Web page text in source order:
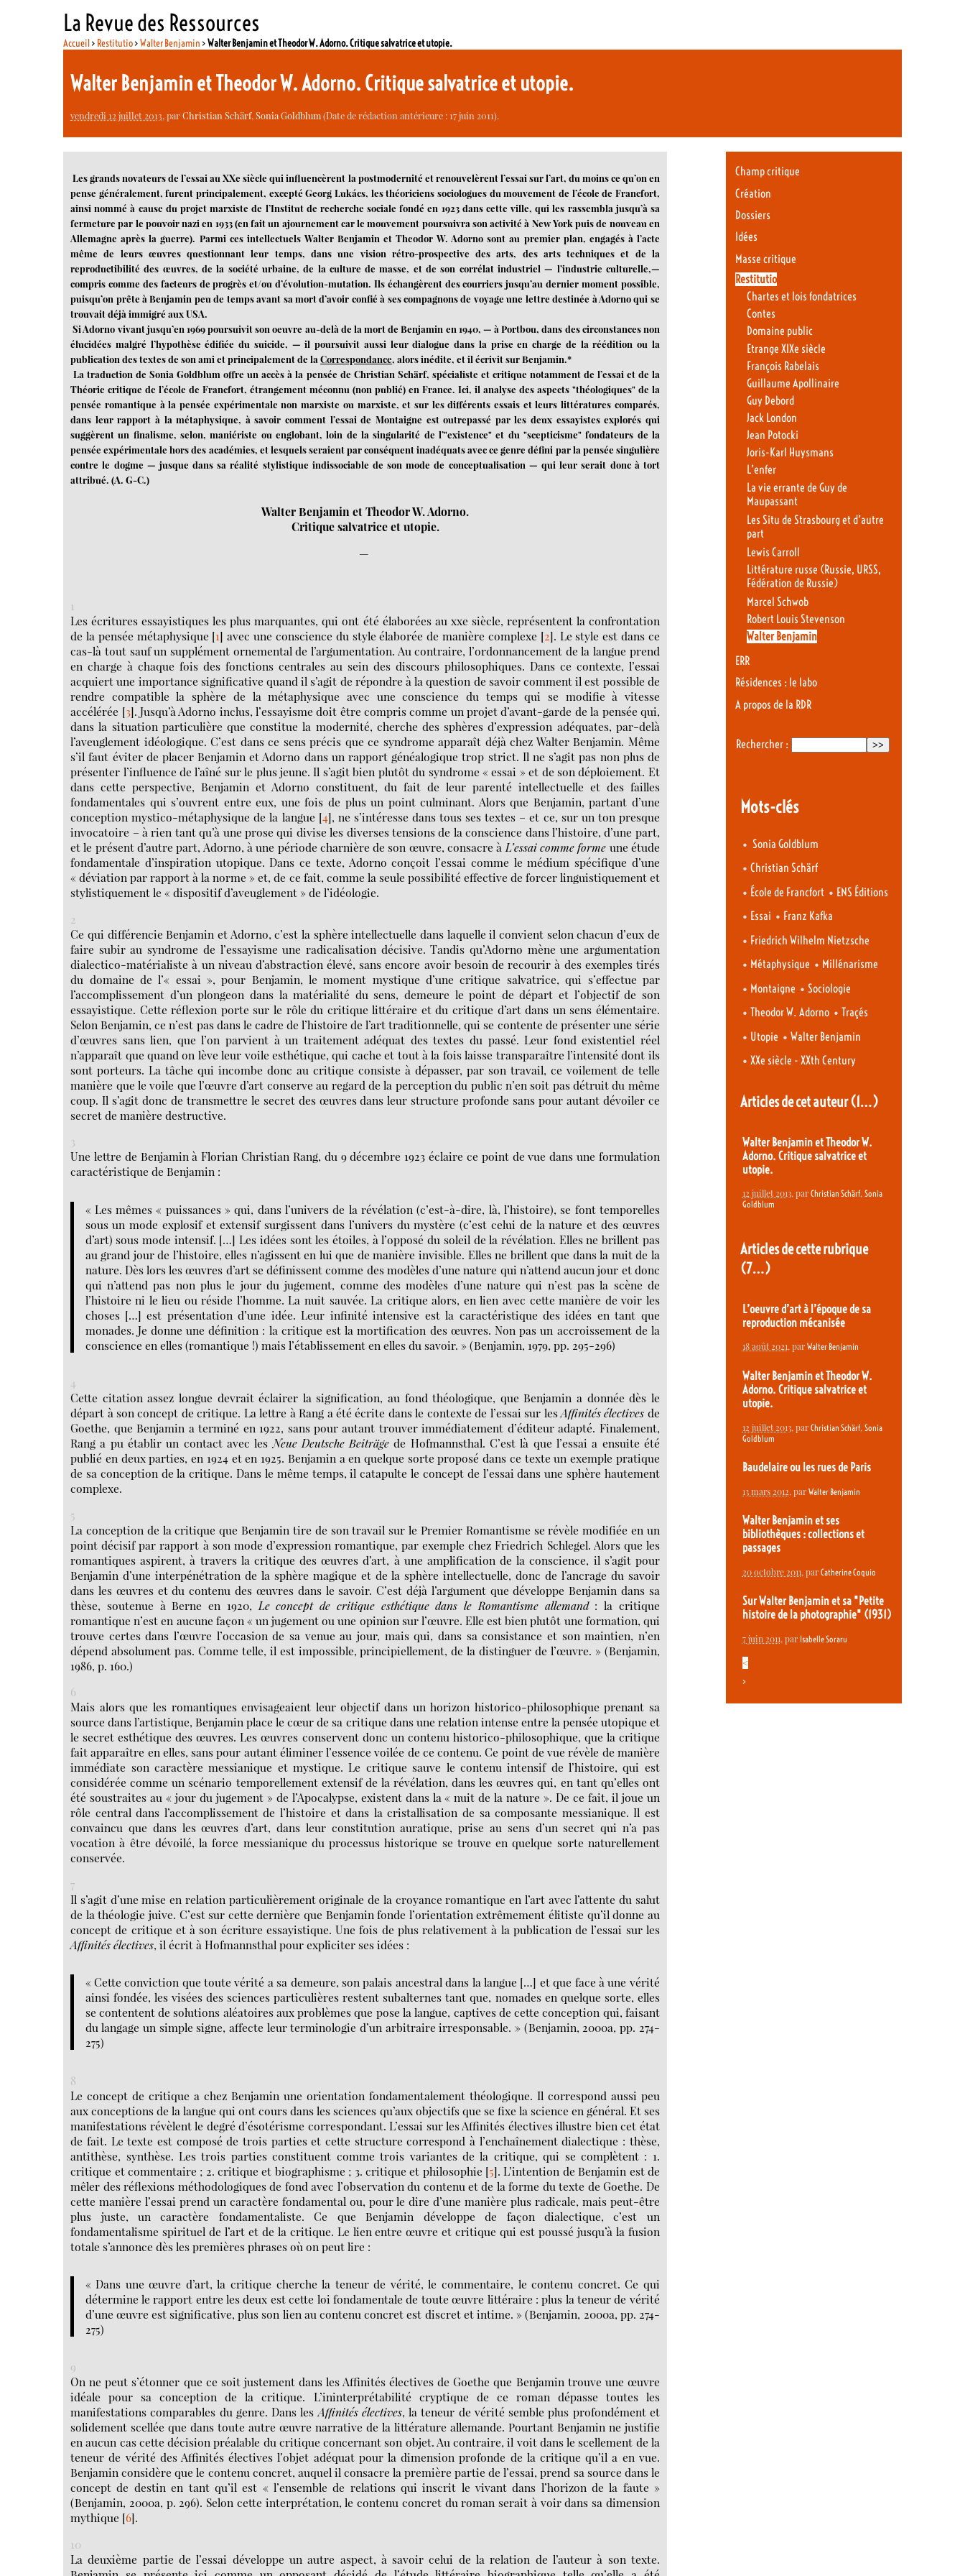
La Revue des Ressources
Accueil> Restitutio>Walter Benjamin >Walter Benjamin et Theodor W. Adorno. Critique salvatrice et utopie.
Walter Benjamin et Theodor W. Adorno. Critique salvatrice et utopie.
vendredi 12 juillet 2013, parChristian Schärf,Sonia Goldblum(Date de rédaction antérieure : 17 juin 2011).
Les grands novateurs de l’essai au XXe siècle qui influencèrent la postmodernité et renouvelèrent l’essai sur l’art, du moins ce qu’on en
pense généralement, furent principalement, excepté Georg Lukács, les théoriciens sociologues du mouvement de l’école de Francfort,
ainsi nommé à cause du projet marxiste de l’Institut de recherche sociale fondé en 1923 dans cette ville, qui les rassembla jusqu’à sa
fermeture par le pouvoir nazi en 1933 (en fait un ajournement car le mouvement poursuivra son activité à New York puis de nouveau en
Allemagne après la guerre). Parmi ces intellectuels Walter Benjamin et Theodor W. Adorno sont au premier plan, engagés à l’acte
même de leurs œuvres questionnant leur temps, dans une vision rétro-prospective des arts, des arts techniques et de la
reproductibilité des œuvres, de la société urbaine, de la culture de masse, et de son corrélat industriel — l’industrie culturelle,—
compris comme des facteurs de progrès et/ou d’évolution-mutation. Ils échangèrent des courriers jusqu’au dernier moment possible,
puisqu’on prête à Benjamin peu de temps avant sa mort d’avoir confié à ses compagnons de voyage une lettre destinée à Adorno qui se
trouvait déjà immigré aux USA.
Si Adorno vivant jusqu’en 1969 poursuivit son oeuvre au-delà de la mort de Benjamin en 1940, — à Portbou, dans des circonstances non
élucidées malgré l’hypothèse édifiée du suicide, — il poursuivit aussi leur dialogue dans la prise en charge de la réédition ou la
publication des textes de son ami et principalement de laCorrespondance, alors inédite, et il écrivit sur Benjamin.*
La traduction de Sonia Goldblum offre un accès à la pensée de Christian Schärf, spécialiste et critique notamment de l’essai et de la
Théorie critique de l’école de Francfort, étrangement méconnu (non publié) en France. Ici, il analyse des aspects "théologiques" de la
pensée romantique à la pensée expérimentale non marxiste ou marxiste, et sur les différents essais et leurs littératures comparés,
dans leur rapport à la métaphysique, à savoir comment l’essai de Montaigne est outrepassé par les deux essayistes explorés qui
suggèrent un finalisme, selon, maniériste ou englobant, loin de la singularité de l’"existence" et du "scepticisme" fondateurs de la
pensée expérimentale hors des académies, et lesquels seraient par conséquent inadéquats avec ce genre défini par la pensée singulière
contre le dogme — jusque dans sa réalité stylistique indissociable de son mode de conceptualisation — qui leur serait donc à tort
attribué. (A. G-C.)
Walter Benjamin et Theodor W. Adorno.
Critique salvatrice et utopie.
—
1
Les écritures essayistiques les plus marquantes, qui ont été élaborées au xxe siècle, représentent la confrontation
de la pensée métaphysique [1] avec une conscience du style élaborée de manière complexe [2]. Le style est dans ce
cas-là tout sauf un supplément ornemental de l’argumentation. Au contraire, l’ordonnancement de la langue prend
en charge à chaque fois des fonctions centrales au sein des discours philosophiques. Dans ce contexte, l’essai
acquiert une importance significative quand il s’agit de répondre à la question de savoir comment il est possible de
rendre compatible la sphère de la métaphysique avec une conscience du temps qui se modifie à vitesse
accélérée [3]. Jusqu’à Adorno inclus, l’essayisme doit être compris comme un projet d’avant-garde de la pensée qui,
dans la situation particulière que constitue la modernité, cherche des sphères d’expression adéquates, par-delà
l’aveuglement idéologique. C’est dans ce sens précis que ce syndrome apparaît déjà chez Walter Benjamin. Même
s’il faut éviter de placer Benjamin et Adorno dans un rapport généalogique trop strict. Il ne s’agit pas non plus de
présenter l’influence de l’aîné sur le plus jeune. Il s’agit bien plutôt du syndrome « essai » et de son déploiement. Et
dans cette perspective, Benjamin et Adorno constituent, du fait de leur parenté intellectuelle et des failles
fondamentales qui s’ouvrent entre eux, une fois de plus un point culminant. Alors que Benjamin, partant d’une
conception mystico-métaphysique de la langue [4], ne s’intéresse dans tous ses textes – et ce, sur un ton presque
invocatoire – à rien tant qu’à une prose qui divise les diverses tensions de la conscience dans l’histoire, d’une part,
et le présent d’autre part, Adorno, à une période charnière de son œuvre, consacre à L’essai comme forme une étude
fondamentale d’inspiration utopique. Dans ce texte, Adorno conçoit l’essai comme le médium spécifique d’une
« déviation par rapport à la norme » et, de ce fait, comme la seule possibilité effective de forcer linguistiquement et
stylistiquement le « dispositif d’aveuglement » de l’idéologie.
2
Ce qui différencie Benjamin et Adorno, c’est la sphère intellectuelle dans laquelle il convient selon chacun d’eux de
faire subir au syndrome de l’essayisme une radicalisation décisive. Tandis qu’Adorno mène une argumentation
dialectico-matérialiste à un niveau d’abstraction élevé, sans encore avoir besoin de recourir à des exemples tirés
du domaine de l’« essai », pour Benjamin, le moment mystique d’une critique salvatrice, qui s’effectue par
l’accomplissement d’un plongeon dans la matérialité du sens, demeure le point de départ et l’objectif de son
essayistique. Cette réflexion porte sur le rôle du critique littéraire et du critique d’art dans un sens élémentaire.
Selon Benjamin, ce n’est pas dans le cadre de l’histoire de l’art traditionnelle, qui se contente de présenter une série
d’œuvres sans lien, que l’on parvient à un traitement adéquat des textes du passé. Leur fond existentiel réel
n’apparaît que quand on lève leur voile esthétique, qui cache et tout à la fois laisse transparaître l’intensité dont ils
sont porteurs. La tâche qui incombe donc au critique consiste à dépasser, par son travail, ce voilement de telle
manière que le voile que l’œuvre d’art conserve au regard de la perception du public n’en soit pas détruit du même
coup. Il s’agit donc de transmettre le secret des œuvres dans leur structure profonde sans pour autant dévoiler ce
secret de manière destructive.
3
Une lettre de Benjamin à Florian Christian Rang, du 9 décembre 1923 éclaire ce point de vue dans une formulation
caractéristique de Benjamin :
« Les mêmes « puissances » qui, dans l’univers de la révélation (c’est-à-dire, là, l’histoire), se font temporelles
sous un mode explosif et extensif surgissent dans l’univers du mystère (c’est celui de la nature et des œuvres
d’art) sous mode intensif. […] Les idées sont les étoiles, à l’opposé du soleil de la révélation. Elles ne brillent pas
au grand jour de l’histoire, elles n’agissent en lui que de manière invisible. Elles ne brillent que dans la nuit de la
nature. Dès lors les œuvres d’art se définissent comme des modèles d’une nature qui n’attend aucun jour et donc
qui n’attend pas non plus le jour du jugement, comme des modèles d’une nature qui n’est pas la scène de
l’histoire ni le lieu ou réside l’homme. La nuit sauvée. La critique alors, en lien avec cette manière de voir les
choses […] est présentation d’une idée. Leur infinité intensive est la caractéristique des idées en tant que
monades. Je donne une définition : la critique est la mortification des œuvres. Non pas un accroissement de la
conscience en elles (romantique !) mais l’établissement en elles du savoir. » (Benjamin, 1979, pp. 295-296)
4
Cette citation assez longue devrait éclairer la signification, au fond théologique, que Benjamin a donnée dès le
départ à son concept de critique. La lettre à Rang a été écrite dans le contexte de l’essai sur lesAffinités électives de
Goethe, que Benjamin a terminé en 1922, sans pour autant trouver immédiatement d’éditeur adapté. Finalement,
Rang a pu établir un contact avec les Neue Deutsche Beiträge de Hofmannsthal. C’est là que l’essai a ensuite été
publié en deux parties, en 1924 et en 1925. Benjamin a en quelque sorte proposé dans ce texte un exemple pratique
de sa conception de la critique. Dans le même temps, il catapulte le concept de l’essai dans une sphère hautement
complexe.
5
La conception de la critique que Benjamin tire de son travail sur le Premier Romantisme se révèle modifiée en un
point décisif par rapport à son mode d’expression romantique, par exemple chez Friedrich Schlegel. Alors que les
romantiques aspirent, à travers la critique des œuvres d’art, à une amplification de la conscience, il s’agit pour
Benjamin d’une interpénétration de la sphère magique et de la sphère intellectuelle, donc de l’ancrage du savoir
dans les œuvres et du contenu des œuvres dans le savoir. C’est déjà l’argument que développe Benjamin dans sa
thèse, soutenue à Berne en 1920, Le concept de critique esthétique dans le Romantisme allemand: la critique
romantique n’est en aucune façon « un jugement ou une opinion sur l’œuvre. Elle est bien plutôt une formation, qui
trouve certes dans l’œuvre l’occasion de sa venue au jour, mais qui, dans sa consistance et son maintien, n’en
dépend absolument pas. Comme telle, il est impossible, principiellement, de la distinguer de l’œuvre. » (Benjamin,
1986, p. 160.)
6
Mais alors que les romantiques envisageaient leur objectif dans un horizon historico-philosophique prenant sa
source dans l’artistique, Benjamin place le cœur de sa critique dans une relation intense entre la pensée utopique et
le secret esthétique des œuvres. Les œuvres conservent donc un contenu historico-philosophique, que la critique
fait apparaître en elles, sans pour autant éliminer l’essence voilée de ce contenu. Ce point de vue révèle de manière
immédiate son caractère messianique et mystique. Le critique sauve le contenu intensif de l’histoire, qui est
considérée comme un scénario temporellement extensif de la révélation, dans les œuvres qui, en tant qu’elles ont
été soustraites au « jour du jugement » de l’Apocalypse, existent dans la « nuit de la nature ». De ce fait, il joue un
rôle central dans l’accomplissement de l’histoire et dans la cristallisation de sa composante messianique. Il est
convaincu que dans les œuvres d’art, dans leur constitution auratique, prise au sens d’un secret qui n’a pas
vocation à être dévoilé, la force messianique du processus historique se trouve en quelque sorte naturellement
conservée.
7
Il s’agit d’une mise en relation particulièrement originale de la croyance romantique en l’art avec l’attente du salut
de la théologie juive. C’est sur cette dernière que Benjamin fonde l’orientation extrêmement élitiste qu’il donne au
concept de critique et à son écriture essayistique. Une fois de plus relativement à la publication de l’essai sur les
Affinités électives, il écrit à Hofmannsthal pour expliciter ses idées :
« Cette conviction que toute vérité a sa demeure, son palais ancestral dans la langue […] et que face à une vérité
ainsi fondée, les visées des sciences particulières restent subalternes tant que, nomades en quelque sorte, elles
se contentent de solutions aléatoires aux problèmes que pose la langue, captives de cette conception qui, faisant
du langage un simple signe, affecte leur terminologie d’un arbitraire irresponsable. » (Benjamin, 2000a, pp. 274-
275)
8
Le concept de critique a chez Benjamin une orientation fondamentalement théologique. Il correspond aussi peu
aux conceptions de la langue qui ont cours dans les sciences qu’aux objectifs que se fixe la science en général. Et ses
manifestations révèlent le degré d’ésotérisme correspondant. L’essai sur les Affinités électives illustre bien cet état
de fait. Le texte est composé de trois parties et cette structure correspond à l’enchaînement dialectique : thèse,
antithèse, synthèse. Les trois parties constituent comme trois variantes de la critique, qui se complètent : 1.
critique et commentaire ; 2. critique et biographisme ; 3. critique et philosophie [5]. L’intention de Benjamin est de
mêler des réflexions méthodologiques de fond avec l’observation du contenu et de la forme du texte de Goethe. De
cette manière l’essai prend un caractère fondamental ou, pour le dire d’une manière plus radicale, mais peut-être
plus juste, un caractère fondamentaliste. Ce que Benjamin développe de façon dialectique, c’est un
fondamentalisme spirituel de l’art et de la critique. Le lien entre œuvre et critique qui est poussé jusqu’à la fusion
totale s’annonce dès les premières phrases où on peut lire :
« Dans une œuvre d’art, la critique cherche la teneur de vérité, le commentaire, le contenu concret. Ce qui
détermine le rapport entre les deux est cette loi fondamentale de toute œuvre littéraire : plus la teneur de vérité
d’une œuvre est significative, plus son lien au contenu concret est discret et intime. » (Benjamin, 2000a, pp. 274-
275)
9
On ne peut s’étonner que ce soit justement dans les Affinités électives de Goethe que Benjamin trouve une œuvre
idéale pour sa conception de la critique. L’ininterprétabilité cryptique de ce roman dépasse toutes les
manifestations comparables du genre. Dans lesAffinités électives, la teneur de vérité semble plus profondément et
solidement scellée que dans toute autre œuvre narrative de la littérature allemande. Pourtant Benjamin ne justifie
en aucun cas cette décision préalable du critique concernant son objet. Au contraire, il voit dans le scellement de la
teneur de vérité des Affinités électives l’objet adéquat pour la dimension profonde de la critique qu’il a en vue.
Benjamin considère que le contenu concret, auquel il consacre la première partie de l’essai, prend sa source dans le
concept de destin en tant qu’il est « l’ensemble de relations qui inscrit le vivant dans l’horizon de la faute »
(Benjamin, 2000a, p. 296). Selon cette interprétation, le contenu concret du roman serait à voir dans sa dimension
mythique [6].
10
La deuxième partie de l’essai développe un autre aspect, à savoir celui de la relation de l’auteur à son texte.
Champ critique
Création
Dossiers
Idées
Masse critique
Restitutio
Chartes et lois fondatrices
Contes
Domaine public
Etrange XIXe siècle
François Rabelais
Guillaume Apollinaire
Guy Debord
Jack London
Jean Potocki
Joris-Karl Huysmans
L’enfer
La vie errante de Guy de
Maupassant
Les Situ de Strasbourg et d’autre
part
Lewis Carroll
Littérature russe (Russie, URSS,
Fédération de Russie)
Marcel Schwob
Robert Louis Stevenson
Walter Benjamin
ERR
Résidences : le labo
A propos de la RDR
Rechercher :
Mots-clés
• Sonia Goldblum
• Christian Schärf
• École de Francfort • ENS Éditions
• Essai • Franz Kafka
• Friedrich Wilhelm Nietzsche
• Métaphysique • Millénarisme
• Montaigne • Sociologie
• Theodor W. Adorno •Traçés
• Utopie •Walter Benjamin
• XXe siècle - XXth Century
Articles de cet auteur(1…)
Walter Benjamin et Theodor W.
Adorno. Critique salvatrice et
utopie.
12 juillet 2013, par Christian Schärf, Sonia
Goldblum
Articles de cette rubrique
(7…)
L’oeuvre d’art à l’époque de sa
reproduction mécanisée
18 août 2021, par Walter Benjamin
Walter Benjamin et Theodor W.
Adorno. Critique salvatrice et
utopie.
12 juillet 2013, par Christian Schärf, Sonia
Goldblum
Baudelaire ou les rues de Paris
13 mars 2012, par Walter Benjamin
Walter Benjamin et ses
bibliothèques : collections et
passages
20 octobre 2011, par Catherine Coquio
Sur Walter Benjamin et sa "Petite
histoire de la photographie" (1931)
7 juin 2011, par Isabelle Soraru
<
>